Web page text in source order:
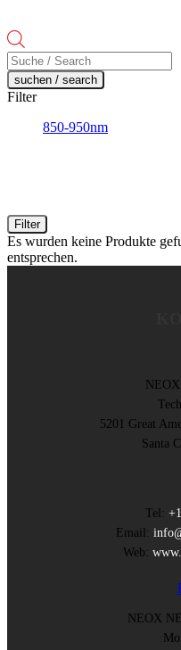
Products
search
suchen / search
Filter
850-950nm
Filter
Es wurden keine Produkte
entsprechen.
5201 Great
Santa
Tel:
Email:
Web:
NEOX